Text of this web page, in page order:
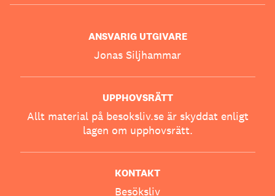
ANSVARIG UTGIVARE
Jonas Siljhammar
UPPHOVSRÄTT
Allt material på besoksliv.se är skyddat enligt
lagen om upphovsrätt.
KONTAKT
Besöksliv